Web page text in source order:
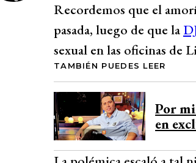
Recordemos que el
pasada, luego de que la
sexual en las oficinas de
TAMBIÉN PUEDES LEER
Por
en